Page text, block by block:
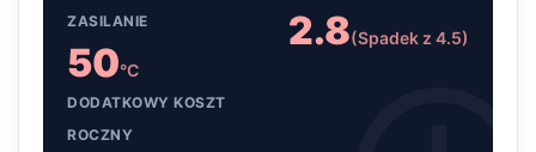
ZASILANIE
50°C
2.8(Spadek z 4.5)
DODATKOWY KOSZT
ROCZNY